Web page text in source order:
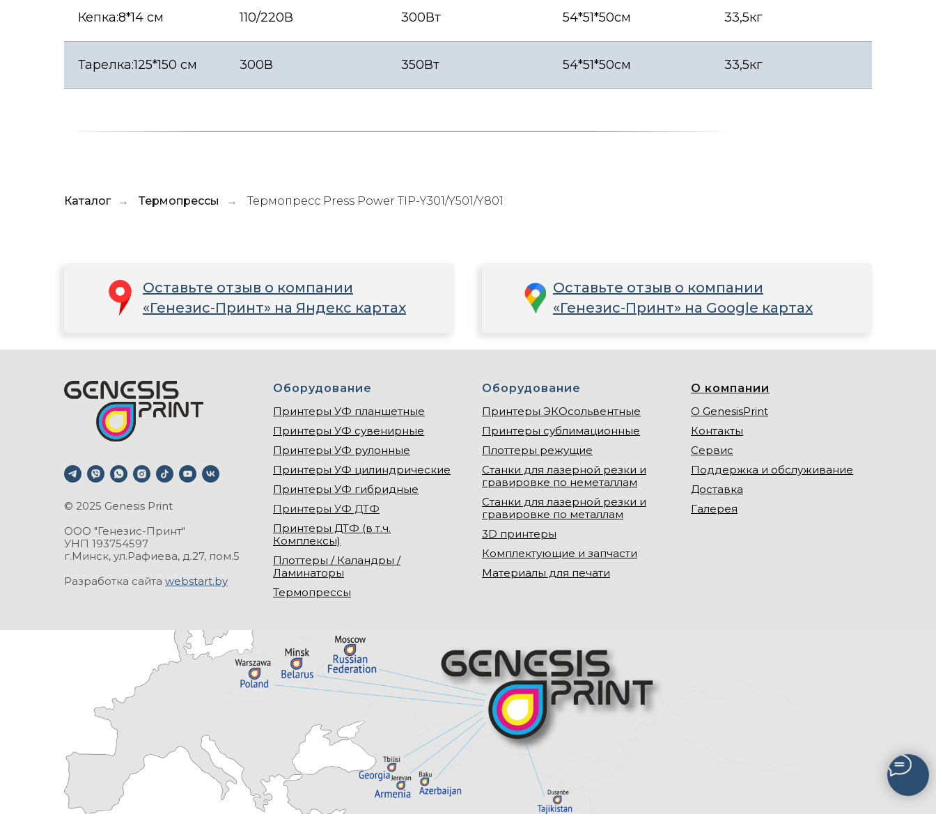
Кепка:8*14 см 110/220В 300Вт 54*51*50см 33,5кг
Тарелка:125*150 см 300В 350Вт 54*51*50см 33,5кг
Каталог → Термопрессы → Термопресс Press Power TIP-Y301/Y501/Y801
Оставьте отзыв о компании
«Генезис-Принт» на Google картах
Оставьте отзыв о компании
«Генезис-Принт» на Яндекс картах
© 2025 Genesis Print
ООО "Генезис-Принт"
УНП 193754597
г.Минск, ул.Рафиева, д.27, пом.5
Разработка сайта webstart.by
Оборудование
Принтеры УФ планшетные
Принтеры УФ сувенирные
Принтеры УФ рулонные
Принтеры УФ цилиндрические
Принтеры УФ гибридные
Принтеры УФ ДТФ
Принтеры ДТФ (в т.ч.
Комплексы)
Плоттеры / Каландры /
Ламинаторы
Термопрессы
Оборудование
Принтеры ЭКОсольвентные
Принтеры сублимационные
Плоттеры режущие
Станки для лазерной резки и
гравировке по неметаллам
Станки для лазерной резки и
гравировке по металлам
3D принтеры
Комплектующие и запчасти
Материалы для печати
О компании
О GenesisPrint
Контакты
Сервис
Поддержка и обслуживание
Доставка
Галерея